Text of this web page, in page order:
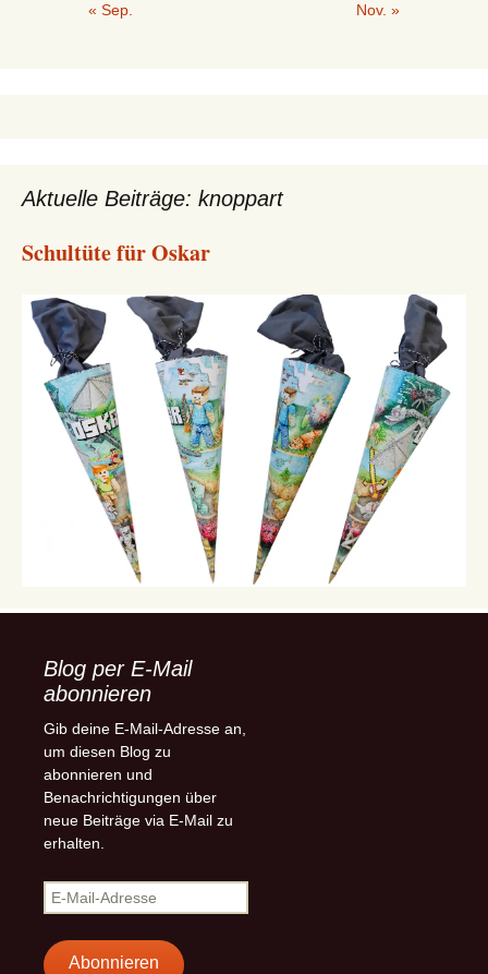
« Sep.
Nov. »
Aktuelle Beiträge: knoppart
Schultüte für Oskar
Blog per E-Mail
abonnieren
Gib deine E-Mail-Adresse an,
um diesen Blog zu
abonnieren und
Benachrichtigungen über
neue Beiträge via E-Mail zu
erhalten.
E-
Mail-
Adresse
Abonnieren